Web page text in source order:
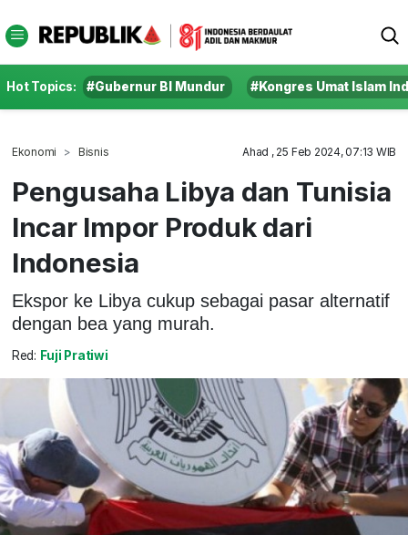
Hot Topics: #Gubernur BI Mundur #Kongres Umat Islam
Ekonomi Bisnis Ahad , 25 Feb 2024, 07:13 WIB
Pengusaha Libya dan Tunisia
Incar Impor Produk dari
Indonesia
Ekspor ke Libya cukup sebagai pasar alternatif
dengan bea yang murah.
Red: Fuji Pratiwi